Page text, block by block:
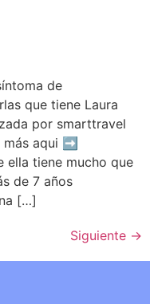
de
que tiene Laura
por smarttravel
más aqui ➡
ella tiene mucho que
de 7 años
[…]
Siguiente →